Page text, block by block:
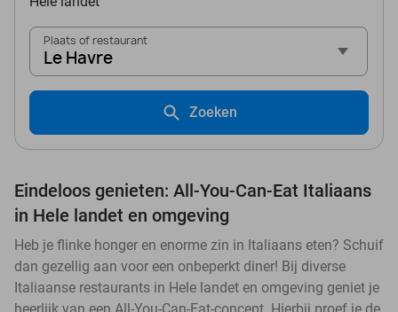
Plaats of restaurant
Le Havre
Zoeken
Eindeloos genieten: All-You-Can-Eat Italiaans
in Hele landet en omgeving
Heb je flinke honger en enorme zin in Italiaans eten? Schuif
dan gezellig aan voor een onbeperkt diner! Bij diverse
Italiaanse restaurants in Hele landet en omgeving geniet je